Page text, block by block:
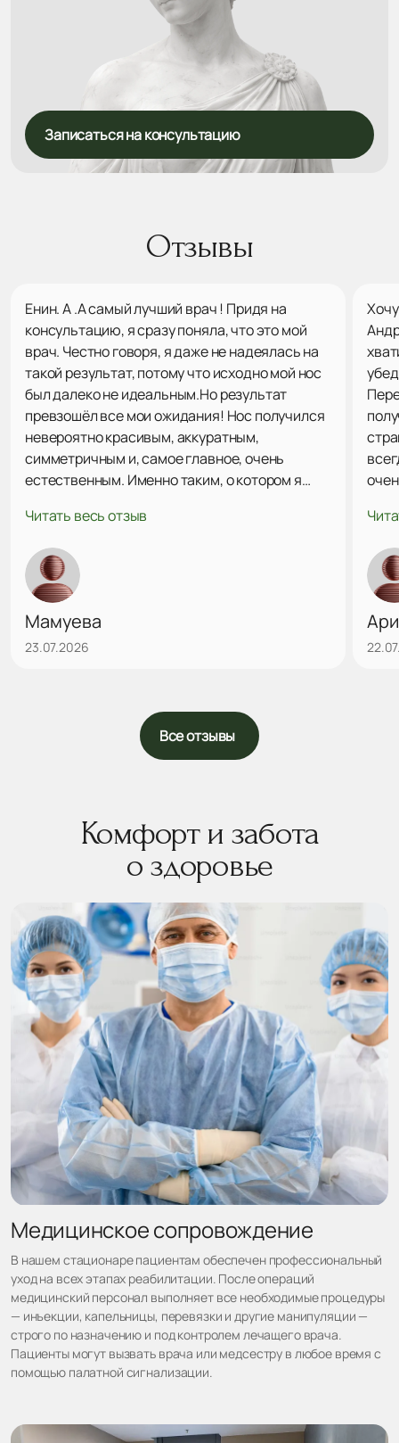
Записаться на консультацию
Отзывы
Енин. А .А самый лучший врач ! Придя на
консультацию, я сразу поняла, что это мой
врач. Честно говоря, я даже не надеялась на
такой результат, потому что исходно мой нос
был далеко не идеальным.Но результат
превзошёл все мои ожидания! Нос получился
невероятно красивым, аккуратным,
симметричным и, самое главное, очень
естественным. Именно таким, о котором я
лицу и гармонично смотрелся.Все мои
пожелания были услышаны и воплощены в
жизнь. Сейчас, глядя на себя в зеркало, я
испытываю огромное счастье и полностью
довольна результатом. Спасибо вам
огромное за ваш профессионализм, талант и
внимательное отношение!
Читать весь отзыв
Мамуева
23.07.2026
все
Все отзывы
Комфорт и забота
о здоровье
Медицинское сопровождение
В нашем стационаре пациентам обеспечен профессиональный
уход на всех этапах реабилитации. После операций
медицинский персонал выполняет все необходимые процедуры
— инъекции, капельницы, перевязки и другие манипуляции —
строго по назначению и под контролем лечащего врача.
Пациенты могут вызвать врача или медсестру в любое время с
помощью палатной сигнализации.